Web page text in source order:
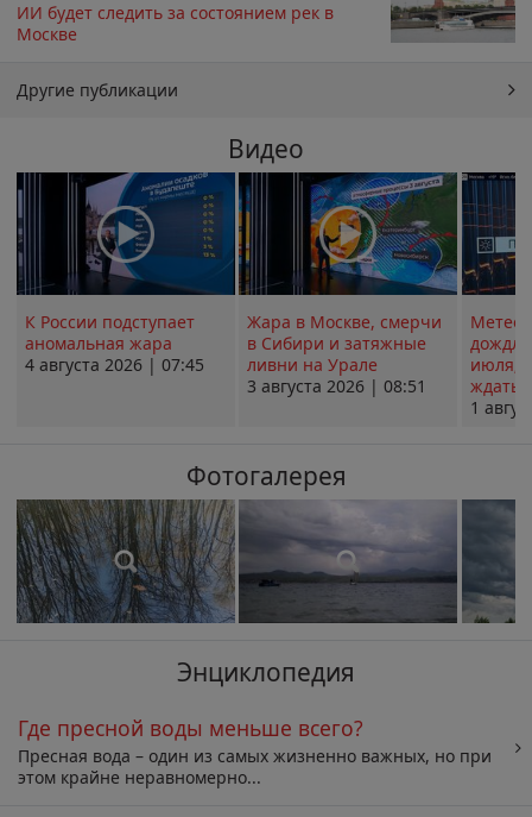
ИИ будет следить за состоянием рек в
Москве
Другие публикации
Видео
К России подступает
аномальная жара
4 августа 2026 | 07:45
Жара в Москве, смерчи
в Сибири и затяжные
ливни на Урале
3 августа 2026 | 08:51
июля;
ждать
1
Фотогалерея
Энциклопедия
Где пресной воды меньше всего?
Пресная вода – один из самых жизненно важных, но при
этом крайне неравномерно...